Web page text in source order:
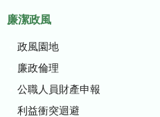
廉潔政風
政風園地
廉政倫理
公職人員財產申報
利益衝突迴避